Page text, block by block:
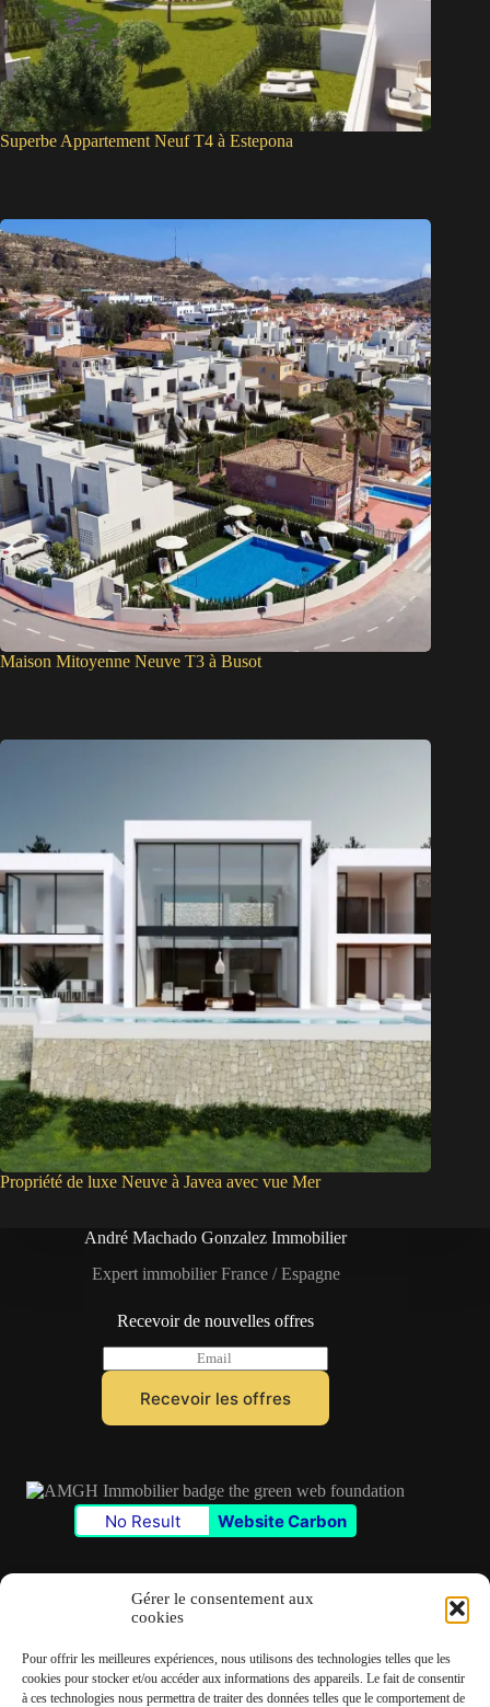
Gérer le consentement aux
cookies
Pour offrir les meilleures expériences, nous utilisons des technologies telles que les
cookies pour stocker et/ou accéder aux informations des appareils. Le fait de consentir
à ces technologies nous permettra de traiter des données telles que le comportement de
Superbe Appartement Neuf T4 à Estepona
Maison Mitoyenne Neuve T3 à Busot
Propriété de luxe Neuve à Javea avec vue Mer
André Machado Gonzalez Immobilier
Expert immobilier France / Espagne
Recevoir de nouvelles offres
m
l
Recevoir les offres
No Result Website Carbon
✆06 22 39 73 24